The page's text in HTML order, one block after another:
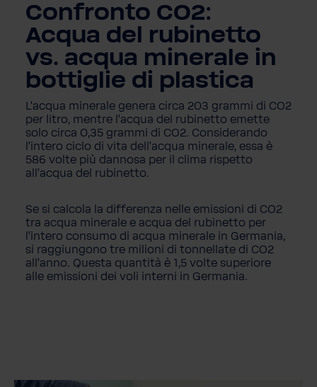
Confronto CO2:
Acqua del rubinetto
vs. acqua minerale in
bottiglie di plastica
L'acqua minerale genera circa 203 grammi di CO2
per litro, mentre l'acqua del rubinetto emette
solo circa 0,35 grammi di CO2. Considerando
l'intero ciclo di vita dell'acqua minerale, essa è
586 volte più dannosa per il clima rispetto
all'acqua del rubinetto.
Se si calcola la differenza nelle emissioni di CO2
tra acqua minerale e acqua del rubinetto per
l'intero consumo di acqua minerale in Germania,
si raggiungono tre milioni di tonnellate di CO2
all'anno. Questa quantità è 1,5 volte superiore
alle emissioni dei voli interni in Germania.